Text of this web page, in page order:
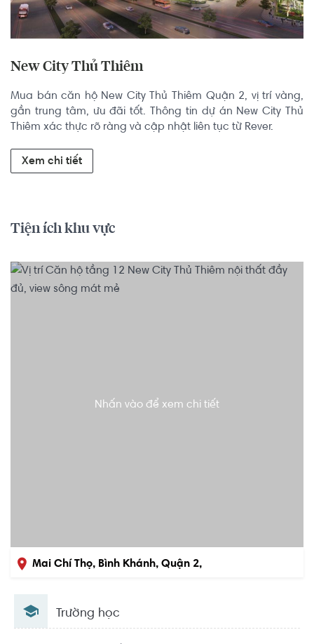
New City Thủ Thiêm
Mua bán căn hộ New City Thủ Thiêm Quận 2, vị trí vàng,
gần trung tâm, ưu đãi tốt. Thông tin dự án New City Thủ
Thiêm xác thực rõ ràng và cập nhật liên tục từ Rever.
Xem chi tiết
Tiện ích khu vực
Nhấn vào để xem chi tiết
Mai Chí Thọ, Bình Khánh, Quận 2,
Khu dân cư Khu đô thị mới Thủ Thiêm
Trường học